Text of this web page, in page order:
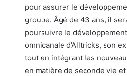
pour assurer le
groupe. Âgé de 43 ans, il
poursuivre le
omnicanale d’Alltricks, son
tout en intégrant les
en matière de seconde vie